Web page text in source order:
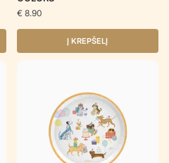
€ 8.90
Į KREPŠELĮ